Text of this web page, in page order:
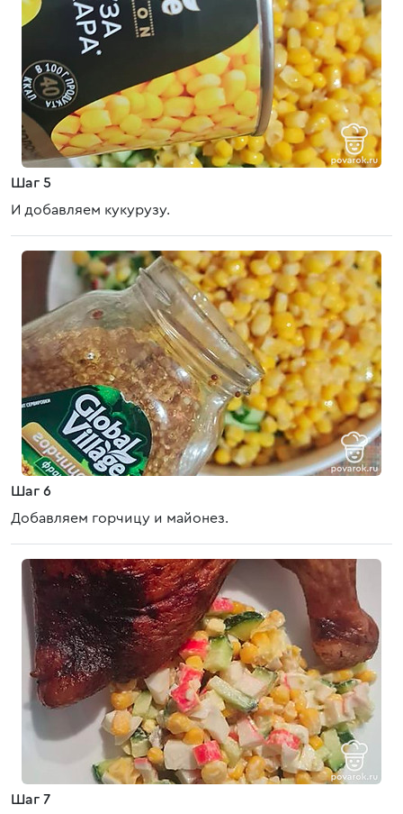
Шаг 5
И добавляем кукурузу.
Шаг 6
Добавляем горчицу и майонез.
Шаг 7